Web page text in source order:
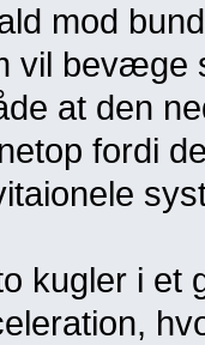
mod
vil bevæge
at den
fordi
kugler i et